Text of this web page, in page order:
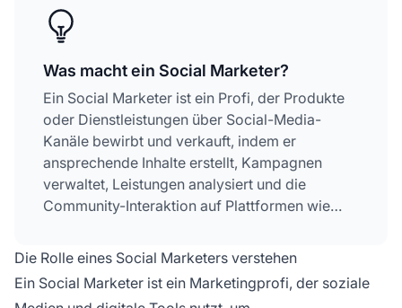
Was macht ein Social Marketer?
Ein Social Marketer ist ein Profi, der Produkte
oder Dienstleistungen über Social-Media-
Kanäle bewirbt und verkauft, indem er
ansprechende Inhalte erstellt, Kampagnen
verwaltet, Leistungen analysiert und die
Community-Interaktion auf Plattformen wie
TikTok fördert.
Die Rolle eines Social Marketers verstehen
Ein Social Marketer ist ein Marketingprofi, der soziale